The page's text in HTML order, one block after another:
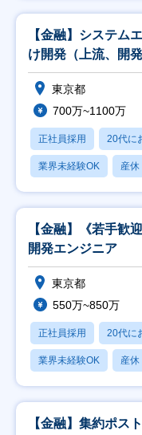
【金融】システム
け開発（上流、開
東京都
700万~1100万
正社員採用 20代に
業界未経験OK 産休
【金融】《若手歓
開発エンジニア
東京都
550万~850万
正社員採用 20代に
業界未経験OK 産休
【金融】集約ポス